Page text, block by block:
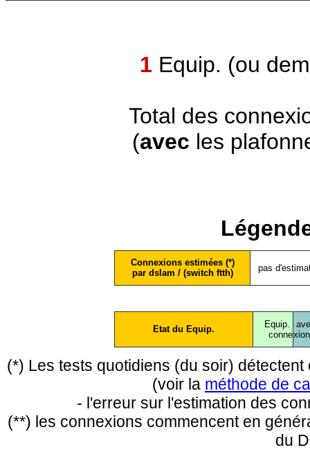
1 Equip. (ou
Total des
(avec les
Connexions estimées (*)
par dslam / (switch ftth)
pas
Etat du Equip.
Equip.
conne
(*) Les tests quotidiens (du soir)
(voir la méthode de
- l'erreur sur l'estimation des
(**) les connexions commencent en
du